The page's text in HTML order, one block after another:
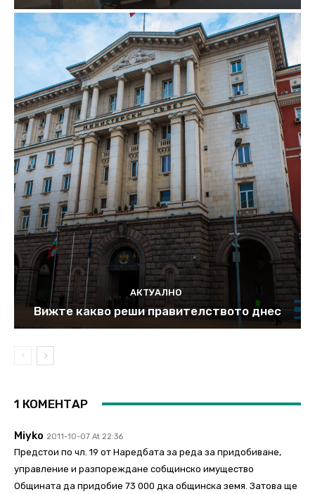
АКТУАЛНО
Вижте какво реши правителството днес
1 КОМЕНТАР
Miyko 2011-10-07 At 22:36
Предстои по чл. 19 от Наредбата за реда за придобиване,
управление и разпореждане собщинско имущество
Общината да придобие 73 000 дка общинска земя. Затова ще